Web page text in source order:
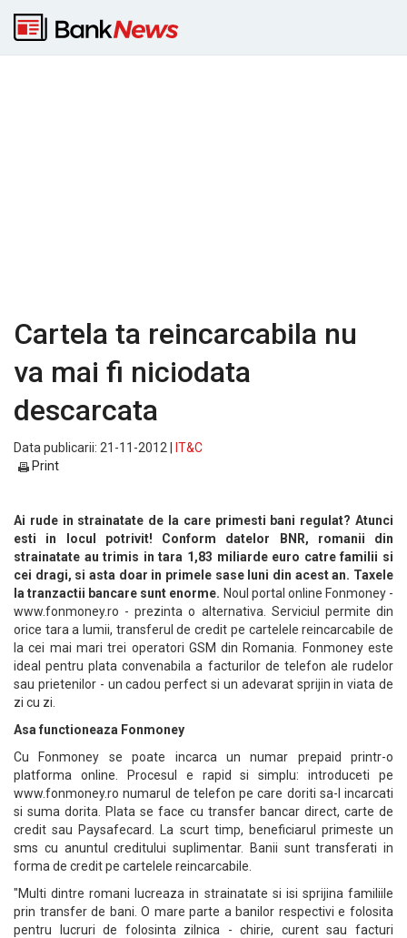
Cartela ta reincarcabila nu
va mai fi niciodata
descarcata
Data publicarii: 21-11-2012 |
IT&C
Print
Ai rude in strainatate de la care primesti bani regulat? Atunci
esti in locul potrivit! Conform datelor BNR, romanii din
strainatate au trimis in tara 1,83 miliarde euro catre familii si
cei dragi, si asta doar in primele sase luni din acest an. Taxele
la tranzactii bancare sunt enorme. Noul portal online Fonmoney -
www.fonmoney.ro - prezinta o alternativa. Serviciul permite din
orice tara a lumii, transferul de credit pe cartelele reincarcabile de
la cei mai mari trei operatori GSM din Romania. Fonmoney este
ideal pentru plata convenabila a facturilor de telefon ale rudelor
sau prietenilor - un cadou perfect si un adevarat sprijin in viata de
zi cu zi.
Asa functioneaza Fonmoney
Cu Fonmoney se poate incarca un numar prepaid printr-o
platforma online. Procesul e rapid si simplu: introduceti pe
www.fonmoney.ro numarul de telefon pe care doriti sa-l incarcati
si suma dorita. Plata se face cu transfer bancar direct, carte de
credit sau Paysafecard. La scurt timp, beneficiarul primeste un
sms cu anuntul creditului suplimentar. Banii sunt transferati in
forma de credit pe cartelele reincarcabile.
"Multi dintre romani lucreaza in strainatate si isi sprijina familiile
prin transfer de bani. O mare parte a banilor respectivi e folosita
pentru lucruri de folosinta zilnica - chirie, curent sau facturi